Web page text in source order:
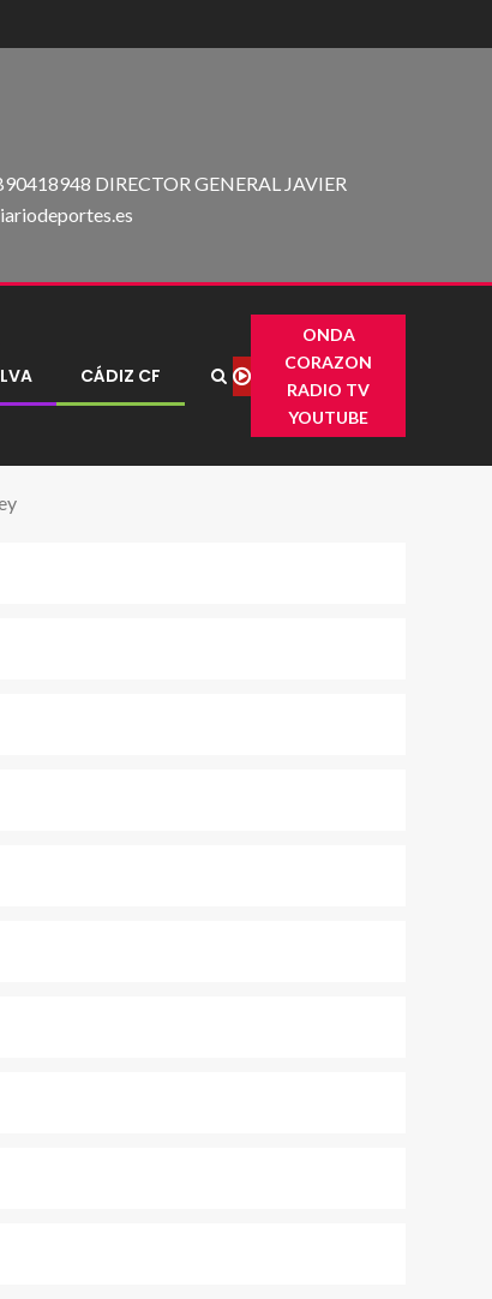
DIRECTOR GENERAL JAVIER
CÁDIZ CF
ONDA
CORAZON
RADIO TV
YOUTUBE